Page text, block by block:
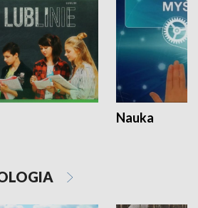
Nauka